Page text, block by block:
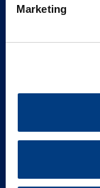
Marketing
20149 Milano
FAQ
Governance